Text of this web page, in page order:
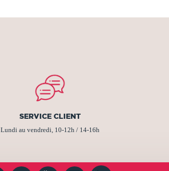
SERVICE CLIENT
Lundi au vendredi, 10-12h / 14-16h